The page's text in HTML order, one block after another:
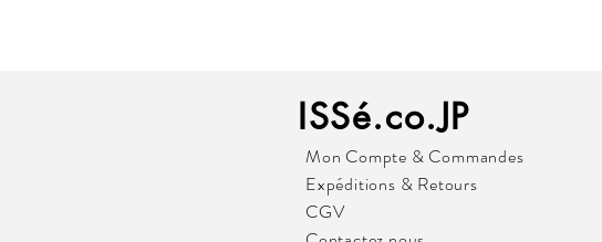
ISSé.co.JP
Mon Compte & Commandes
Expéditions & Retours
CGV